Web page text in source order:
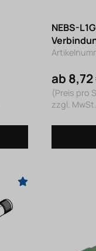
NEBS-
ab 8,72
(Preis pro
zzgl.